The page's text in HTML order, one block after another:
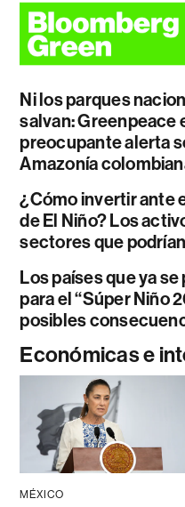
Ni los parques
salvan: Greenpeace
preocupante alerta
Amazonía
¿Cómo invertir ante
de El Niño? Los
sectores que
Los países que ya
para el “Súper Niño
posibles
Económicas e
MÉXICO